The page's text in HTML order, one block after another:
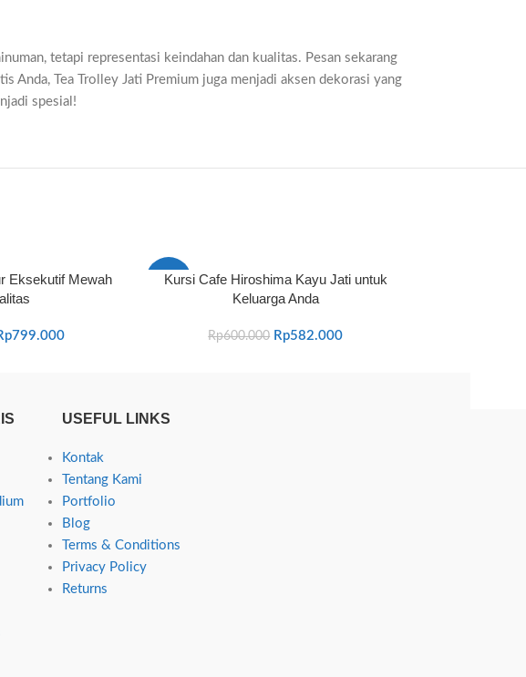
tetapi representasi keindahan dan kualitas. Pesan sekarang
Anda, Tea Trolley Jati Premium juga menjadi aksen dekorasi yang
spesial!
Eksekutif Mewah
799.000
-3%
Kursi Cafe Hiroshima Kayu Jati untuk
Keluarga Anda
Rp600.000 Rp582.000
USEFUL LINKS
Kontak
Tentang Kami
Portfolio
Blog
Terms & Conditions
Privacy Policy
Returns